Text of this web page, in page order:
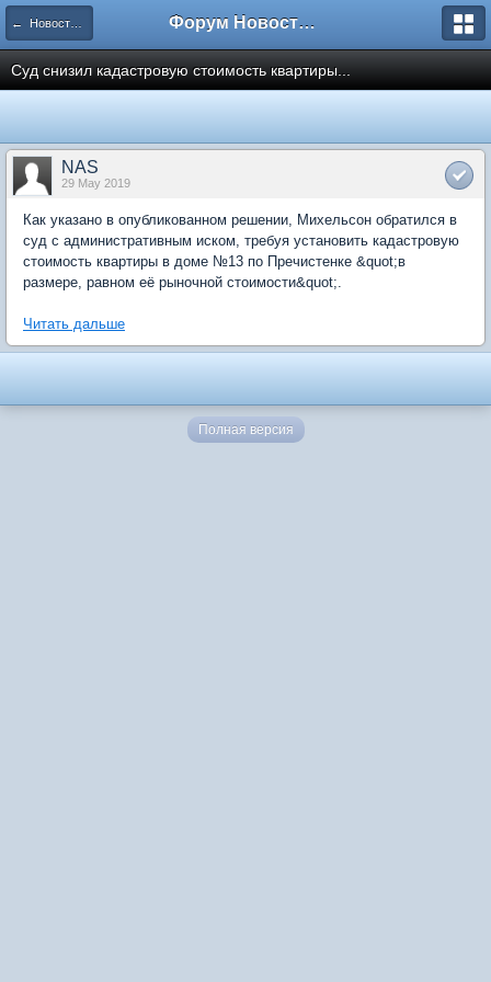
← Новости рынка недвижимости Форум Новостройки
Суд снизил кадастровую стоимость квартиры...
NAS
29 May 2019
Как указано в опубликованном решении, Михельсон обратился в
суд с административным иском, требуя установить кадастровую
стоимость квартиры в доме №13 по Пречистенке &quot;в
размере, равном её рыночной стоимости&quot;.
Читать дальше
Полная версия